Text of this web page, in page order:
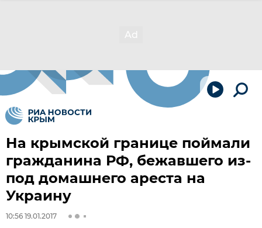
На крымской границе поймали
гражданина РФ, бежавшего из-
под домашнего ареста на
Украину
10:56 19.01.2017